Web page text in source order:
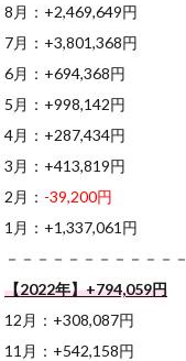
8月：+2,469,649円
7月：+3,801,368円
6月：+694,368円
5月：+998,142円
4月：+287,434円
3月：+413,819円
2月： -39,200円
1月：+1,337,061円
－－－－－－－－－－－－
【2022年】+794,059円
12月：+308,087円
11月：+542,158円